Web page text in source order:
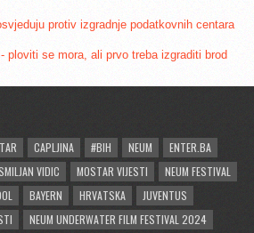
protiv izgradnje podatkovnih centara
ploviti se mora, ali prvo treba izgraditi brod
CAPLJINA #BIH NEUM
ENTER.BA
VIDIC MOSTAR VIJESTI
NEUM FESTIVAL
BAYERN HRVATSKA
JUVENTUS
NEUM UNDERWATER FILM FESTIVAL 2024